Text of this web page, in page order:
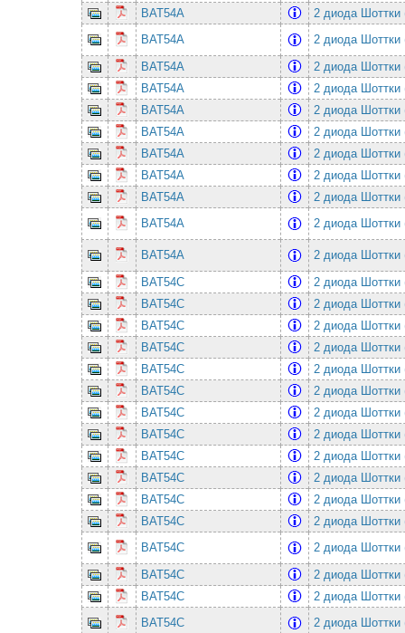
BAT54A
2 диода
BAT54A
2 диода
BAT54A
2 диода
BAT54A
2 диода
BAT54A
2 диода
BAT54A
2 диода
BAT54A
2 диода
BAT54A
2 диода
BAT54A
2 диода
BAT54A
2 диода
BAT54A
2 диода
BAT54C
2 диода
BAT54C
2 диода
BAT54C
2 диода
BAT54C
2 диода
BAT54C
2 диода
BAT54C
2 диода
BAT54C
2 диода
BAT54C
2 диода
BAT54C
2 диода
BAT54C
2 диода
BAT54C
2 диода
BAT54C
2 диода
BAT54C
2 диода
BAT54C
2 диода
BAT54C
2 диода
BAT54C
2 диода